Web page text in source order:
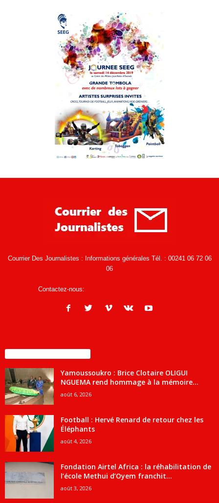
Courrier Des Journalistes : Informations générales Tél. : 00241 06 72 06
06
Contactez-nous:
Yamoussoukro : Brice Clotaire OLIGUI
NGUEMA rend hommage à la mémoire...
août 6, 2026
Football : Hervé Renard de retour chez les
Éléphants
août 4, 2026
Fondation Airtel Africa : la réhabilitation de
l’école Methui d’Oyem franchit...
août 3, 2026